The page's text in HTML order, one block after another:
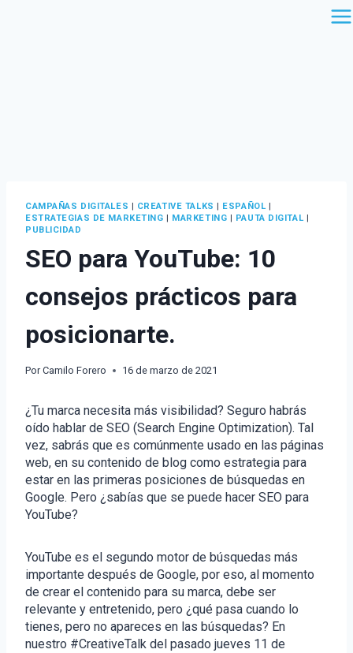
CAMPAÑAS DIGITALES | CREATIVE TALKS | ESPAÑOL |
ESTRATEGIAS DE MARKETING | MARKETING | PAUTA DIGITAL |
PUBLICIDAD
SEO para YouTube: 10
consejos prácticos para
posicionarte.
Por Camilo Forero 16 de marzo de 2021
¿Tu marca necesita más visibilidad? Seguro habrás
oído hablar de SEO (Search Engine Optimization). Tal
vez, sabrás que es comúnmente usado en las páginas
web, en su contenido de blog como estrategia para
estar en las primeras posiciones de búsquedas en
Google. Pero ¿sabías que se puede hacer SEO para
YouTube?
YouTube es el segundo motor de búsquedas más
importante después de Google, por eso, al momento
de crear el contenido para su marca, debe ser
relevante y entretenido, pero ¿qué pasa cuando lo
tienes, pero no apareces en las búsquedas? En
nuestro #CreativeTalk del pasado jueves 11 de